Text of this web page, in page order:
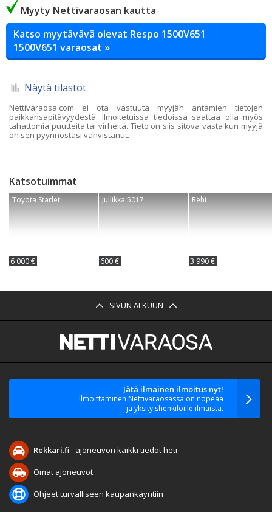
Myyty Nettivaraosan kautta
Katso myytävävä olevat Respo 1500V651
1500V651 varaosat »
Näytä tilastot
Nettivaraosa.com ei ota vastuuta myyjän antamien tietojen
paikkansapitävyydestä. Ilmoitetuissa tiedoissa saattaa olla myös
tahattomia puutteita tai virheitä. Tieto on siis sitova vasta kun myyjä
on sen pyynnöstäsi vahvistanut.
Katsotuimmat
Toyota Starlet
6 000 €
Jullikka 5017
600 €
Rehi
3 990 €
SIVUN ALKUUN
Jätä ilmainen ilmoitus nyt!
Ilmoittaminen Nettivaraosassa on nopeaa
ja yksityishenkilöille ilmaista.
Rekkari.fi- ajoneuvon kaikki tiedot heti
Omat ajoneuvot
Ohjeet turvalliseen kaupankäyntiin